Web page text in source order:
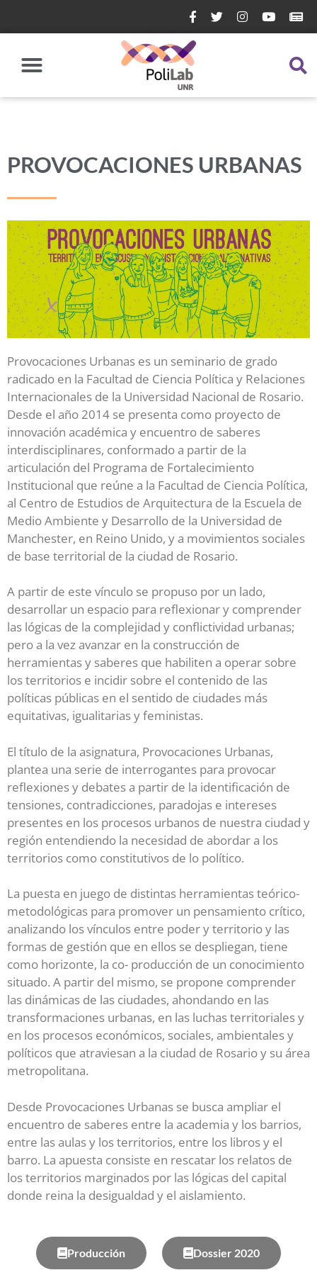
PROVOCACIONES URBANAS
Provocaciones Urbanas es un seminario de grado
radicado en la Facultad de Ciencia Política y Relaciones
Internacionales de la Universidad Nacional de Rosario.
Desde el año 2014 se presenta como proyecto de
innovación académica y encuentro de saberes
interdisciplinares, conformado a partir de la
articulación del Programa de Fortalecimiento
Institucional que reúne a la Facultad de Ciencia Política,
al Centro de Estudios de Arquitectura de la Escuela de
Medio Ambiente y Desarrollo de la Universidad de
Manchester, en Reino Unido, y a movimientos sociales
de base territorial de la ciudad de Rosario.
A partir de este vínculo se propuso por un lado,
desarrollar un espacio para reflexionar y comprender
las lógicas de la complejidad y conflictividad urbanas;
pero a la vez avanzar en la construcción de
herramientas y saberes que habiliten a operar sobre
los territorios e incidir sobre el contenido de las
políticas públicas en el sentido de ciudades más
equitativas, igualitarias y feministas.
El título de la asignatura, Provocaciones Urbanas,
plantea una serie de interrogantes para provocar
reflexiones y debates a partir de la identificación de
tensiones, contradicciones, paradojas e intereses
presentes en los procesos urbanos de nuestra ciudad y
región entendiendo la necesidad de abordar a los
territorios como constitutivos de lo político.
La puesta en juego de distintas herramientas teórico-
metodológicas para promover un pensamiento crítico,
analizando los vínculos entre poder y territorio y las
formas de gestión que en ellos se despliegan, tiene
como horizonte, la co- producción de un conocimiento
situado. A partir del mismo, se propone comprender
las dinámicas de las ciudades, ahondando en las
transformaciones urbanas, en las luchas territoriales y
en los procesos económicos, sociales, ambientales y
políticos que atraviesan a la ciudad de Rosario y su área
metropolitana.
Desde Provocaciones Urbanas se busca ampliar el
encuentro de saberes entre la academia y los barrios,
entre las aulas y los territorios, entre los libros y el
barro. La apuesta consiste en rescatar los relatos de
los territorios marginados por las lógicas del capital
donde reina la desigualdad y el aislamiento.
Producción Dossier 2020